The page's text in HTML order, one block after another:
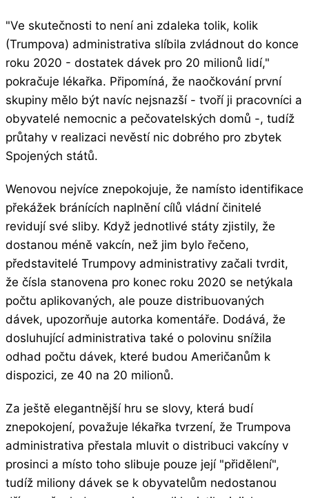
"Ve skutečnosti to není ani zdaleka tolik, kolik
(Trumpova) administrativa slíbila zvládnout do konce
roku 2020 - dostatek dávek pro 20 milionů lidí,"
pokračuje lékařka. Připomíná, že naočkování první
skupiny mělo být navíc nejsnazší - tvoří ji pracovníci a
obyvatelé nemocnic a pečovatelských domů -, tudíž
průtahy v realizaci nevěstí nic dobrého pro zbytek
Spojených států.
Wenovou nejvíce znepokojuje, že namísto identifikace
překážek bránících naplnění cílů vládní činitelé
revidují své sliby. Když jednotlivé státy zjistily, že
dostanou méně vakcín, než jim bylo řečeno,
představitelé Trumpovy administrativy začali tvrdit,
že čísla stanovena pro konec roku 2020 se netýkala
počtu aplikovaných, ale pouze distribuovaných
dávek, upozorňuje autorka komentáře. Dodává, že
dosluhující administrativa také o polovinu snížila
odhad počtu dávek, které budou Američanům k
dispozici, ze 40 na 20 milionů.
Za ještě elegantnější hru se slovy, která budí
znepokojení, považuje lékařka tvrzení, že Trumpova
administrativa přestala mluvit o distribuci vakcíny v
prosinci a místo toho slibuje pouze její "přidělení",
tudíž miliony dávek se k obyvatelům nedostanou